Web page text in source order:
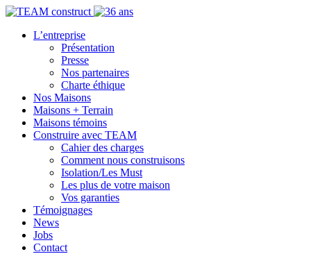
L’entreprise
Présentation
Presse
Nos partenaires
Charte éthique
Nos Maisons
Maisons + Terrain
Maisons témoins
Construire avec TEAM
Cahier des charges
Comment nous construisons
Isolation/Les Must
Les plus de votre maison
Vos garanties
Témoignages
News
Jobs
Contact